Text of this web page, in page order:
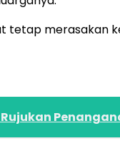
tetap merasakan
Rujukan